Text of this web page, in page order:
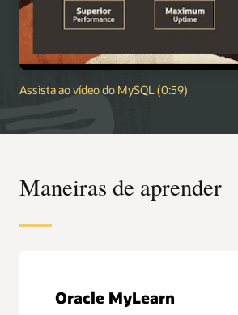
Assista ao vídeo do MySQL (0:59)
Maneiras de aprender
Oracle MyLearn